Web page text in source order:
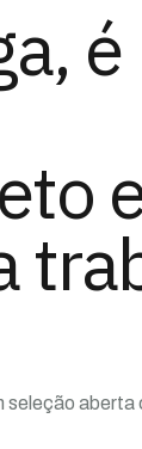
é
seleção aberta